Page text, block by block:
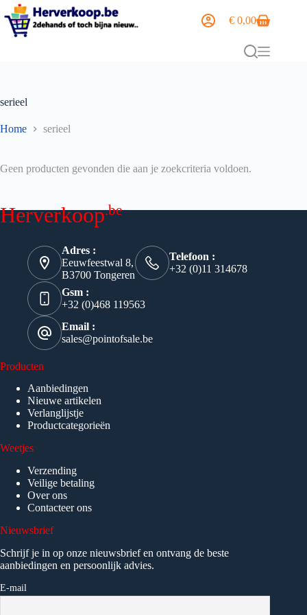
€ 0,00
serieel
Home serieel
Geen producten gevonden die aan je zoekcriteria voldoen.
Herverkoop.be
Adres :
Eeuwfeestwal 8,
B3700 Tongeren
Telefoon :
+32 (0)11 314678
Gsm :
+32 (0)468 119563
Email :
sales@pointofsale.be
Producten
Aanbiedingen
Nieuwe artikelen
Verlanglijstje
Productcategorieën
Weetjes
Verzending
Veilige betaling
Over ons
Contacteer ons
Nieuwsbrief
Schrijf je in op onze nieuwsbrief en ontvang de beste
aanbiedingen en persoonlijk advies.
E-mail